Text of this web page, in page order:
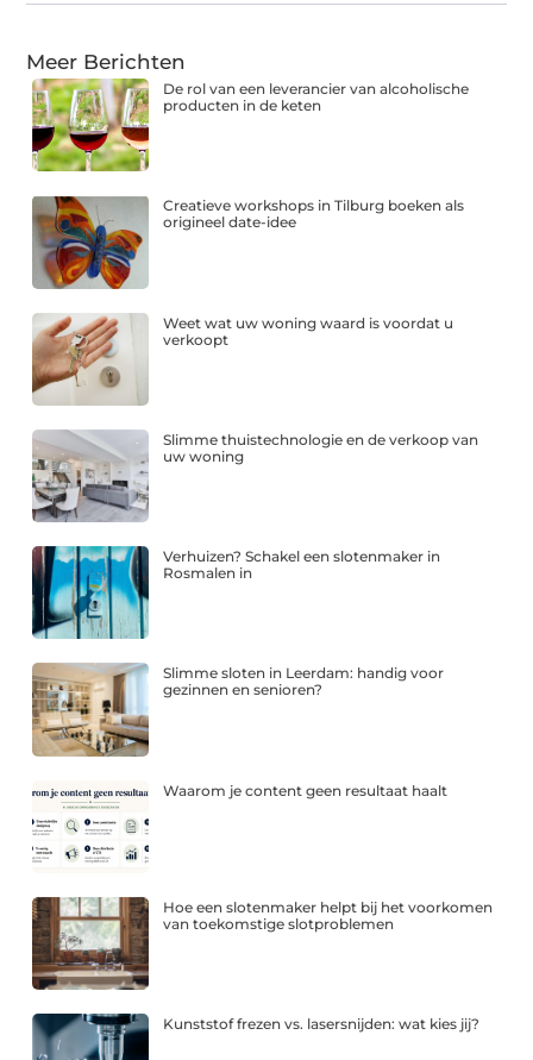
Meer Berichten
De rol van een leverancier van alcoholische
producten in de keten
Creatieve workshops in Tilburg boeken als
origineel date-idee
Weet wat uw woning waard is voordat u
verkoopt
Slimme thuistechnologie en de verkoop van
uw woning
Verhuizen? Schakel een slotenmaker in
Rosmalen in
Slimme sloten in Leerdam: handig voor
gezinnen en senioren?
Waarom je content geen resultaat haalt
Hoe een slotenmaker helpt bij het voorkomen
van toekomstige slotproblemen
Kunststof frezen vs. lasersnijden: wat kies jij?